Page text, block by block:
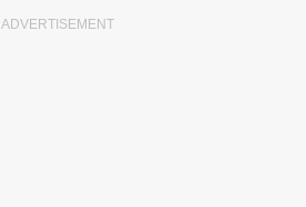
ADVERTISEMENT